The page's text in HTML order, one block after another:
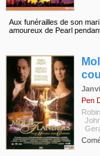
Aux funérailles de son
amoureux de Pearl
Pen